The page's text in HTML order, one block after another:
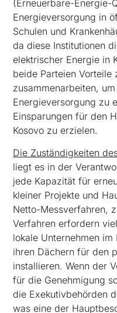
(Erneuerbare-Energie-
Energieversorgung in
Schulen und
da diese Institutionen
elektrischer Energie in
beide Parteien Vorteile
zusammenarbeiten,
Energieversorgung zu
Einsparungen für den
Kosovo zu erzielen.
Die Zuständigkeiten
liegt es in der
jede Kapazität für
kleiner Projekte und
Netto-Messverfahren,
Verfahren erfordern
lokale Unternehmen
ihren Dächern für den
installieren. Wenn der
für die Genehmigung
die Exekutivbehörden
was eine der